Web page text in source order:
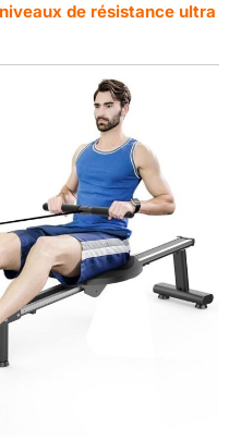
de résistance ultra